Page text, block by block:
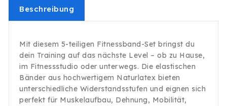
Beschreibung
Mit diesem 5-teiligen Fitnessband-Set bringst du
dein Training auf das nächste Level – ob zu Hause,
im Fitnessstudio oder unterwegs. Die elastischen
Bänder aus hochwertigem Naturlatex bieten
unterschiedliche Widerstandsstufen und eignen sich
perfekt für Muskelaufbau, Dehnung, Mobilität,